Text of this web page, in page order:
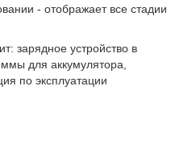
- отображает все стадии
зарядное устройство в
для аккумулятора,
по эксплуатации